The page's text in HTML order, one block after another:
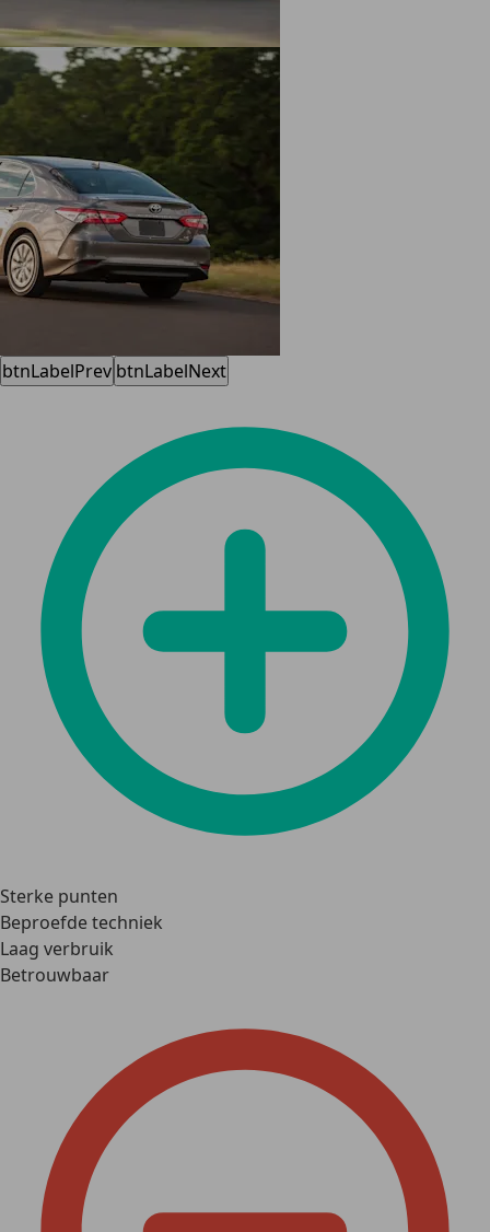
btnLabelPrev btnLabelNext
Sterke punten
Beproefde techniek
Laag verbruik
Betrouwbaar